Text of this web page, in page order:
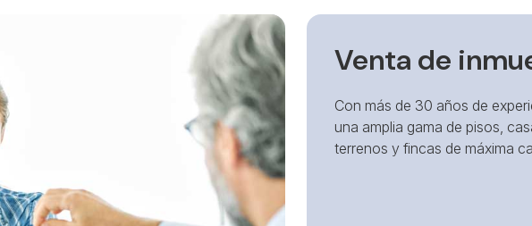
Venta de
Con más de 30 años de
una amplia gama de pisos,
terrenos y fincas de máxima